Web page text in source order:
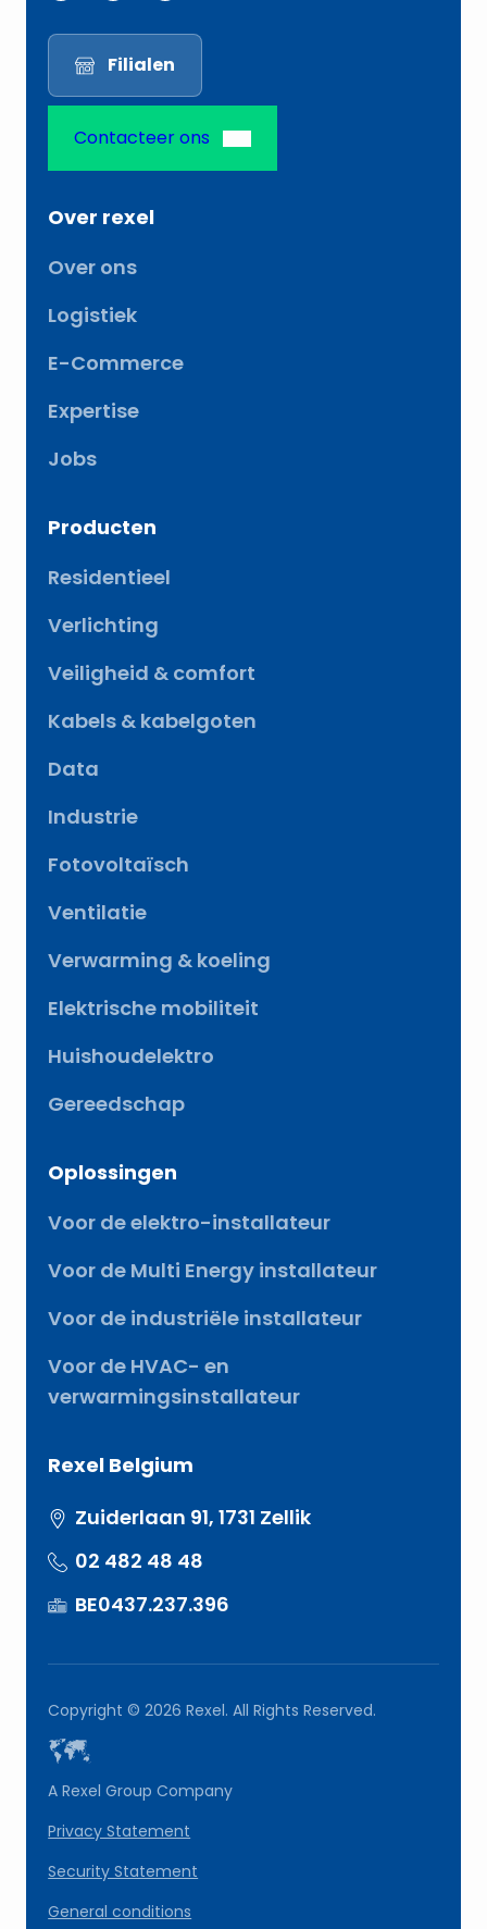
Filialen
Contacteer ons
Over rexel
Over ons
Logistiek
E-Commerce
Expertise
Jobs
Producten
Residentieel
Verlichting
Veiligheid & comfort
Kabels & kabelgoten
Data
Industrie
Fotovoltaïsch
Ventilatie
Verwarming & koeling
Elektrische mobiliteit
Huishoudelektro
Gereedschap
Oplossingen
Voor de elektro-installateur
Voor de Multi Energy installateur
Voor de industriële installateur
Voor de HVAC- en
verwarmingsinstallateur
Rexel Belgium
Zuiderlaan 91, 1731 Zellik
02 482 48 48
BE0437.237.396
Copyright © 2026 Rexel. All Rights Reserved.
A Rexel Group Company
Privacy Statement
Security Statement
General conditions